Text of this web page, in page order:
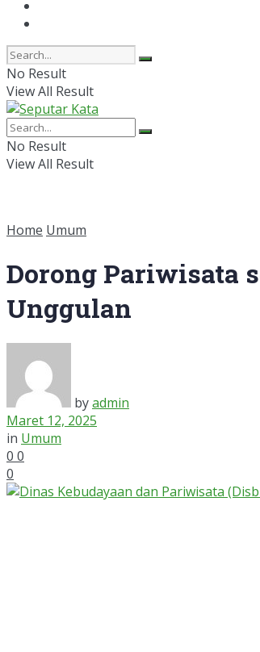
No Result
View All Result
No Result
View All Result
Home Umum
Dorong Pariwisata
Unggulan
byadmin
Maret 12, 2025
in Umum
0 0
0